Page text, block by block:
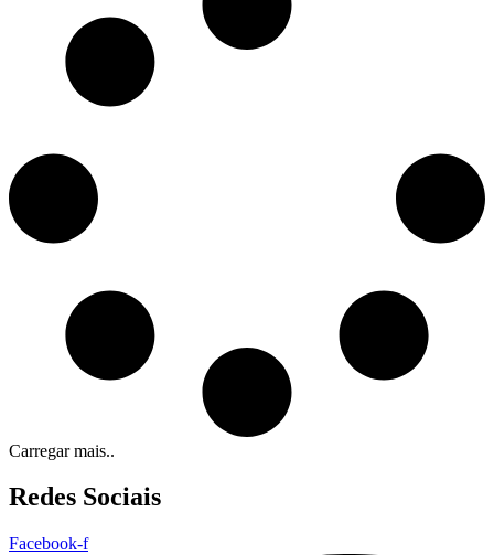
Carregar mais..
Redes Sociais
Facebook-f